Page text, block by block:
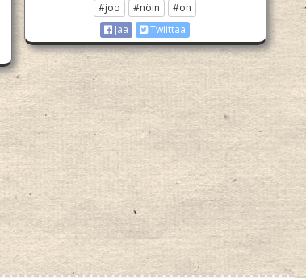
#joo
#nöin
#on
Jaa
Twiittaa